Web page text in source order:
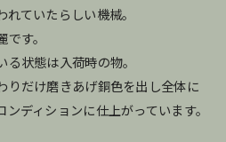
ていたらしい機械。
す。
状態は入荷時の物。
りだけ磨きあげ銅色を出し全体に
ディションに仕上がっています。